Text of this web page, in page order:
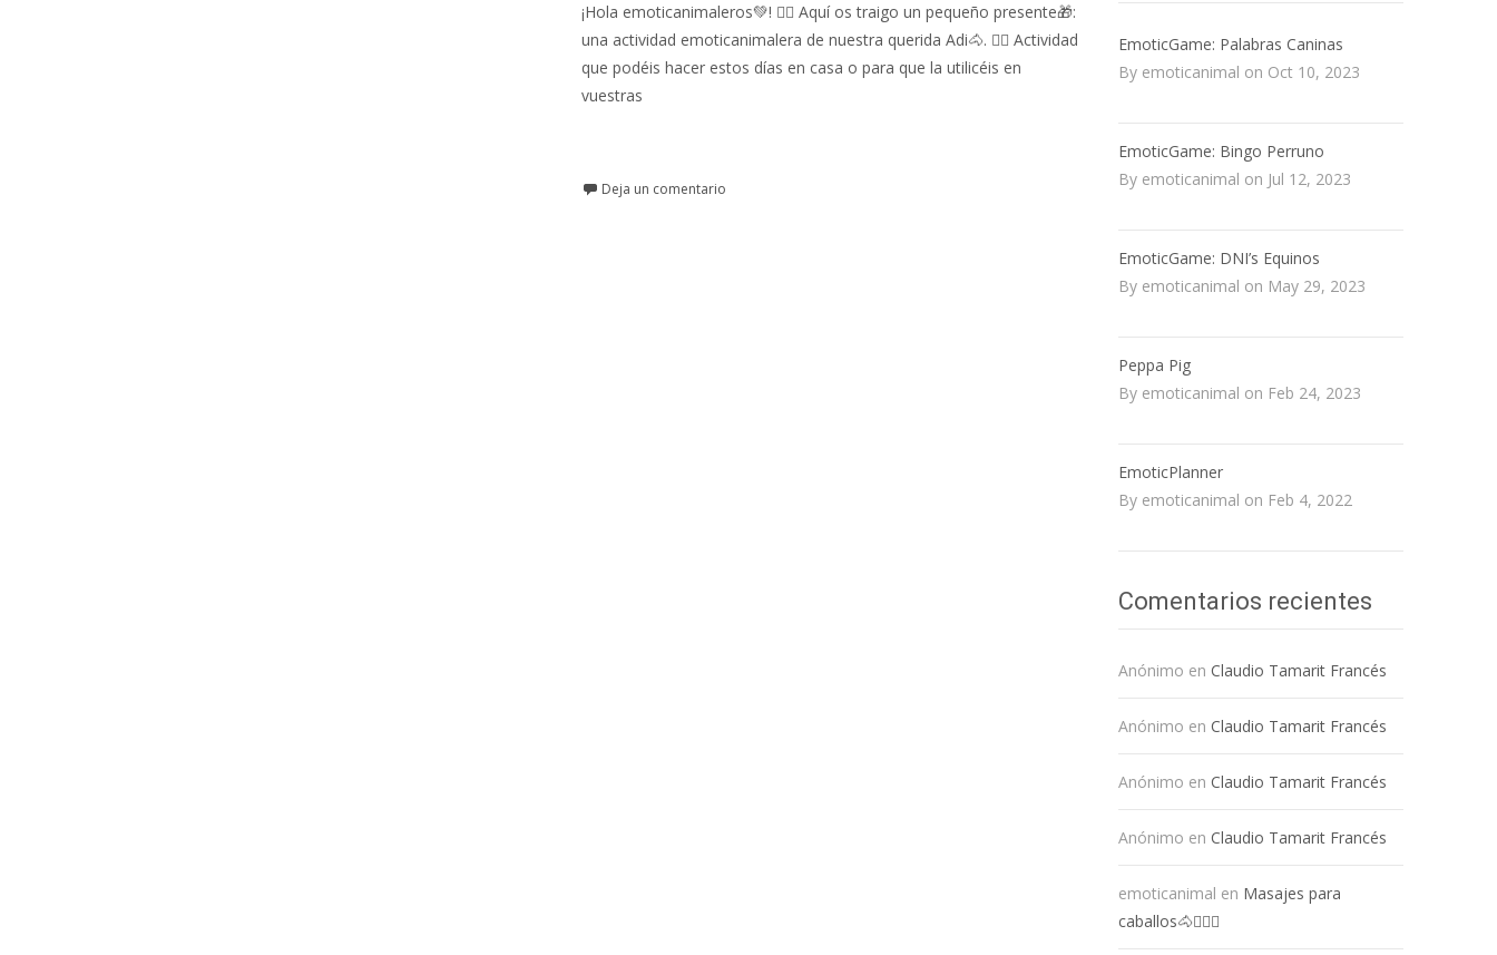
¡Hola emoticanimaleros💚! 👉🏼 Aquí os traigo un pequeño presente🎁:
una actividad emoticanimalera de nuestra querida Adi🐴. 👉🏼 Actividad
que podéis hacer estos días en casa o para que la utilicéis en
vuestras
Deja un comentario
EmoticGame: Palabras Caninas
By emoticanimal on Oct 10, 2023
EmoticGame: Bingo Perruno
By emoticanimal on Jul 12, 2023
EmoticGame: DNI’s Equinos
By emoticanimal on May 29, 2023
Peppa Pig
By emoticanimal on Feb 24, 2023
EmoticPlanner
By emoticanimal on Feb 4, 2022
Comentarios recientes
Anónimo en Claudio Tamarit Francés
Anónimo en Claudio Tamarit Francés
Anónimo en Claudio Tamarit Francés
Anónimo en Claudio Tamarit Francés
emoticanimal en Masajes para
caballos🐴💆🏻‍♀️